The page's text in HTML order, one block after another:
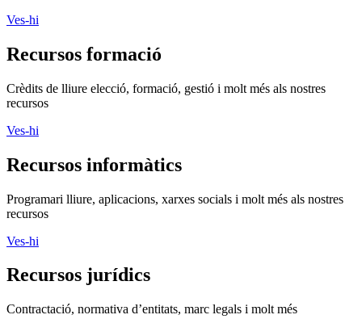
Ves-hi
Recursos formació
Crèdits de lliure elecció, formació, gestió i molt més als nostres
recursos
Ves-hi
Recursos informàtics
Programari lliure, aplicacions, xarxes socials i molt més als nostres
recursos
Ves-hi
Recursos jurídics
Contractació, normativa d’entitats, marc legals i molt més